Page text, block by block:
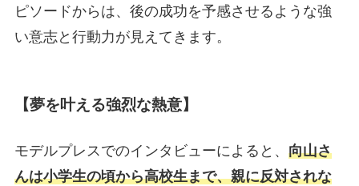
ピソードからは、後の成功を予感させるような強
い意志と行動力が見えてきます。
【夢を叶える強烈な熱意】
モデルプレスでのインタビューによると、 向山さ
んは小学生の頃から高校生まで、親に反対されな